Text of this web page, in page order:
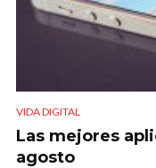
VIDA DIGITAL
Las mejores
agosto